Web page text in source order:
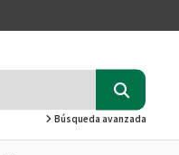
Búsqueda avanzada